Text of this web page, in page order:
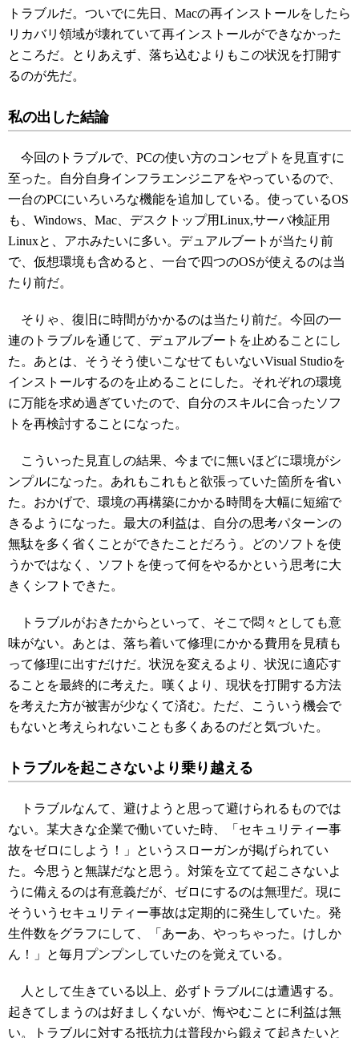
トラブルだ。ついでに先日、Macの再インストールをしたら
リカバリ領域が壊れていて再インストールができなかった
ところだ。とりあえず、落ち込むよりもこの状況を打開す
るのが先だ。
私の出した結論
今回のトラブルで、PCの使い方のコンセプトを見直すに
至った。自分自身インフラエンジニアをやっているので、
一台のPCにいろいろな機能を追加している。使っているOS
も、Windows、Mac、デスクトップ用Linux,サーバ検証用
Linuxと、アホみたいに多い。デュアルブートが当たり前
で、仮想環境も含めると、一台で四つのOSが使えるのは当
たり前だ。
そりゃ、復旧に時間がかかるのは当たり前だ。今回の一
連のトラブルを通じて、デュアルブートを止めることにし
た。あとは、そうそう使いこなせてもいないVisual Studioを
インストールするのを止めることにした。それぞれの環境
に万能を求め過ぎていたので、自分のスキルに合ったソフ
トを再検討することになった。
こういった見直しの結果、今までに無いほどに環境がシ
ンプルになった。あれもこれもと欲張っていた箇所を省い
た。おかげで、環境の再構築にかかる時間を大幅に短縮で
きるようになった。最大の利益は、自分の思考パターンの
無駄を多く省くことができたことだろう。どのソフトを使
うかではなく、ソフトを使って何をやるかという思考に大
きくシフトできた。
トラブルがおきたからといって、そこで悶々としても意
味がない。あとは、落ち着いて修理にかかる費用を見積も
って修理に出すだけだ。状況を変えるより、状況に適応す
ることを最終的に考えた。嘆くより、現状を打開する方法
を考えた方が被害が少なくて済む。ただ、こういう機会で
もないと考えられないことも多くあるのだと気づいた。
トラブルを起こさないより乗り越える
トラブルなんて、避けようと思って避けられるものでは
ない。某大きな企業で働いていた時、「セキュリティー事
故をゼロにしよう！」というスローガンが掲げられてい
た。今思うと無謀だなと思う。対策を立てて起こさないよ
うに備えるのは有意義だが、ゼロにするのは無理だ。現に
そういうセキュリティー事故は定期的に発生していた。発
生件数をグラフにして、「あーあ、やっちゃった。けしか
ん！」と毎月プンプンしていたのを覚えている。
人として生きている以上、必ずトラブルには遭遇する。
起きてしまうのは好ましくないが、悔やむことに利益は無
い。トラブルに対する抵抗力は普段から鍛えて起きたいと